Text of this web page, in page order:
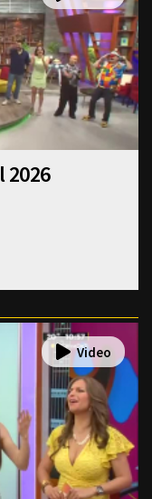
2026